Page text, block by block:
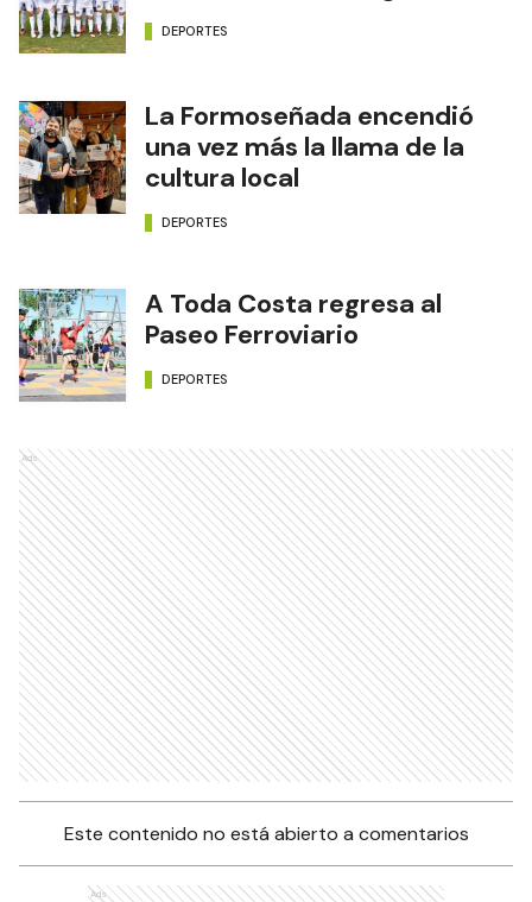
DEPORTES
La Formoseñada encendió
una vez más la llama de la
cultura local
DEPORTES
A Toda Costa regresa al
Paseo Ferroviario
DEPORTES
Ads
Este contenido no está abierto a comentarios
Ads